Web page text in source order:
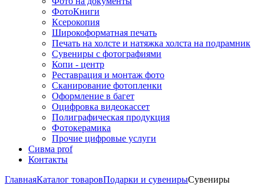
ФотоКниги
Ксерокопия
Широкоформатная печать
Печать на холсте и натяжка холста на подрамник
Сувениры с фотографиями
Копи - центр
Реставрация и монтаж фото
Сканирование фотопленки
Оформление в багет
Оцифровка видеокассет
Полиграфическая продукция
Фотокерамика
Прочие цифровые услуги
Сивма prof
Контакты
ГлавнаяКаталог товаровПодарки и сувенирыСувениры